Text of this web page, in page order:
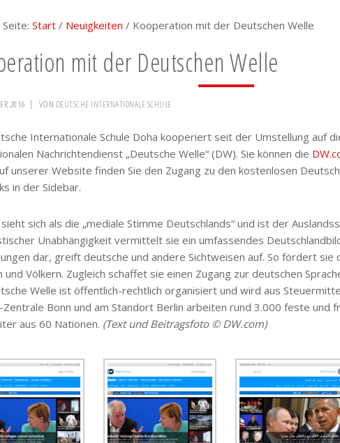
Start / Neuigkeiten / Kooperation mit der Deutschen Welle
mit der Deutschen Welle
2016 VON DEUTSCHE INTERNATIONALE SCHULE
Internationale Schule Doha kooperiert seit der Umstellung auf
Nachrichtendienst „Deutsche Welle“ (DW). Sie können die
unserer Website finden Sie den Zugang zu den kostenlosen
in der Sidebar.
sich als die „mediale Stimme Deutschlands“ und ist der
Unabhängigkeit vermittelt sie ein umfassendes
dar, greift deutsche und andere Sichtweisen auf. So fördert sie
und Völkern. Zugleich schaffet sie einen Zugang zur deutschen
Welle ist öffentlich-rechtlich organisiert und wird aus
Bonn und am Standort Berlin arbeiten rund 3.000 feste und
aus 60 Nationen. (Text und Beitragsfoto © DW.com)